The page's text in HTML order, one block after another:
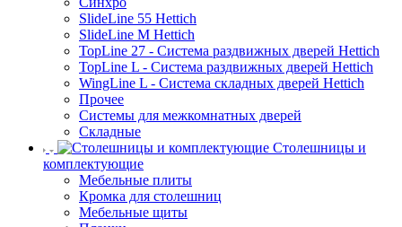
SlideLine 55 Hettich
SlideLine M Hettich
TopLine 27 - Система раздвижных дверей Hettich
TopLine L - Система раздвижных дверей Hettich
WingLine L - Система складных дверей Hettich
Прочее
Системы для межкомнатных дверей
Складные
Столешницы и
комплектующие
Мебельные плиты
Кромка для столешниц
Мебельные щиты